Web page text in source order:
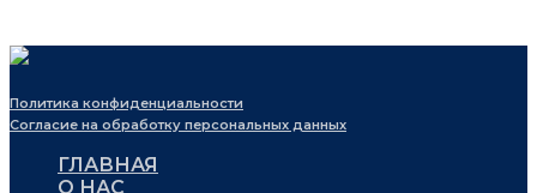
Политика конфиденциальности
Согласие на обработку персональных данных
ГЛАВНАЯ
О НАС